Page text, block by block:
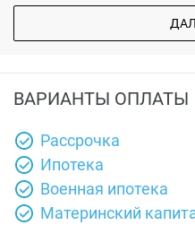
ВАРИАНТЫ ОПЛАТЫ
Рассрочка
Ипотека
Военная ипотека
Материнский